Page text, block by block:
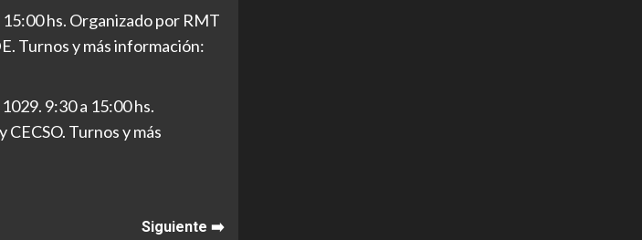
15:00 hs. Organizado por RMT
Turnos y más información:
9:30 a 15:00 hs.
Turnos y más
Siguiente ➡️